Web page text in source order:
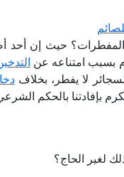
حيث إن أحد
بسبب امتناعه عن
لا يفطر، بخلاف
بإفادتنا بالحكم
لغير الحاج؟